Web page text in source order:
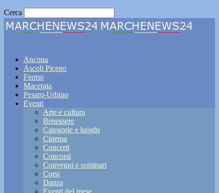
Cerca
Ancona
Ascoli Piceno
Fermo
Macerata
Pesaro-Urbino
Eventi
Arte e cultura
Benessere
Categorie e luoghi
Cinema
Concerti
Concorsi
Convegni e seminari
Corsi
Danza
Eventi del mese